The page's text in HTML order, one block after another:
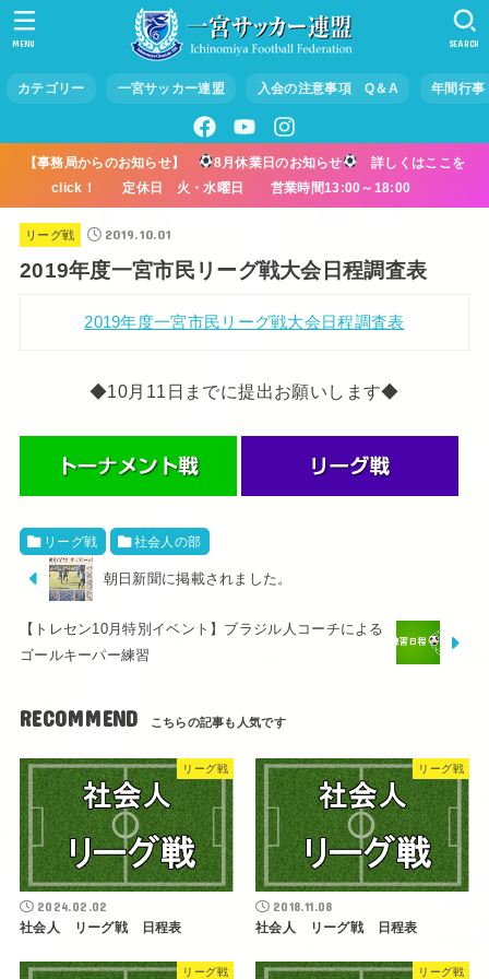
カテゴリー 一宮サッカー連盟 入会の注意事項 Q＆A 年間行事
SEARCH
MENU
【事務局からのお知らせ】 8月休業日のお知らせ
詳しくはここを
click！ 定休日 火・水曜日 営業時間13:00～18:00
リーグ戦 2019.10.01
2019年度一宮市民リーグ戦大会日程調査表
2019年度一宮市民リーグ戦大会日程調査表
◆10月11日までに提出お願いします◆
リーグ戦 社会人の部
朝日新聞に掲載されました。
【トレセン10月特別イベント】ブラジル人コーチによる
ゴールキーパー練習
RECOMMEND
リーグ戦
2024.02.02
社会人 リーグ戦 日程表
リーグ戦
2018.11.08
社会人 リーグ戦 日程表
リーグ戦 リーグ戦